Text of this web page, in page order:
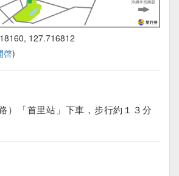
127.716812
啓)
）「首里站」下車，步行約１３分